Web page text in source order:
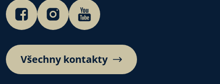
Všechny kontakty